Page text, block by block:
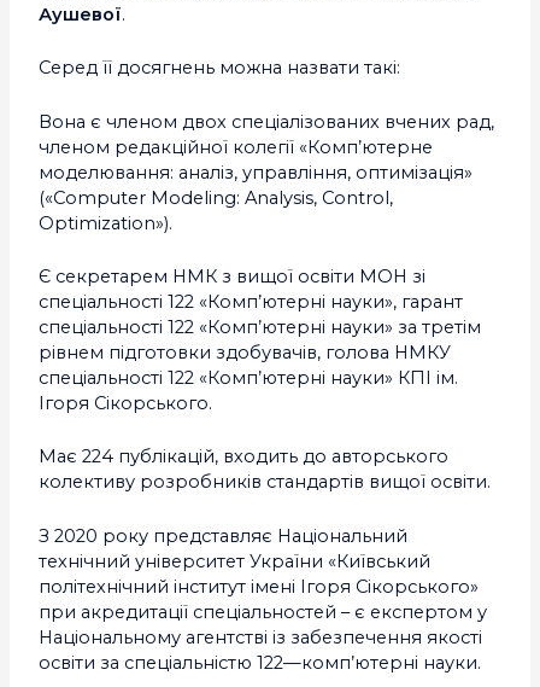
Аушевої.
Серед її досягнень можна назвати такі:
Вона є членом двох спеціалізованих вчених рад,
членом редакційної колегії «Комп’ютерне
моделювання: аналіз, управління, оптимізація»
(«Computer Modeling: Analysis, Control,
Optimization»).
Є секретарем НМК з вищої освіти МОН зі
спеціальності 122 «Комп’ютерні науки», гарант
спеціальності 122 «Комп’ютерні науки» за третім
рівнем підготовки здобувачів, голова НМКУ
спеціальності 122 «Комп’ютерні науки» КПІ ім.
Ігоря Сікорського.
Має 224 публікацій, входить до авторського
колективу розробників стандартів вищої освіти.
З 2020 року представляє Національний
технічний університет України «Київський
політехнічний інститут імені Ігоря Сікорського»
при акредитації спеціальностей – є експертом у
Національному агентстві із забезпечення якості
освіти за спеціальністю 122—комп’ютерні науки.